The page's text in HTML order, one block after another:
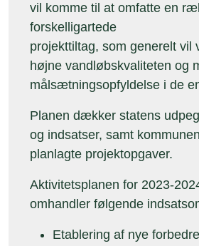
vil komme til at omfatte en
forskelligartede
projekttiltag, som generelt
højne vandløbskvaliteten og
målsætningsopfyldelse i de
Planen dækker statens
og indsatser, samt
planlagte projektopgaver.
Aktivitetsplanen for 2023-
omhandler følgende
Etablering af nye